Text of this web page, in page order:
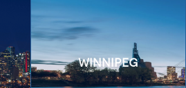
WINNIPEG